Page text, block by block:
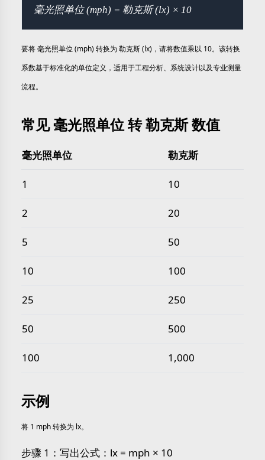
毫光照单位 (mph) = 勒克斯 (lx) × 10
要将 毫光照单位 (mph) 转换为 勒克斯 (lx)，请将数值乘以 10。该转换
系数基于标准化的单位定义，适用于工程分析、系统设计以及专业测量
流程。
常见 毫光照单位 转 勒克斯 数值
常见 毫光照单位 转 勒克斯 数值
毫光照单位 勒克斯
1 10
2 20
5 50
10 100
25 250
50 500
100 1,000
示例
将 1 mph 转换为 lx。
步骤 1：写出公式：lx = mph × 10